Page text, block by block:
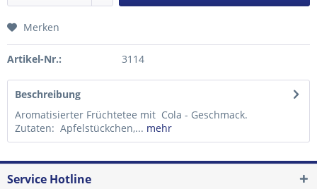
Merken
Artikel-Nr.: 3114
Beschreibung
Aromatisierter Früchtetee mit Cola - Geschmack.
Zutaten: Apfelstückchen,... mehr
Service Hotline